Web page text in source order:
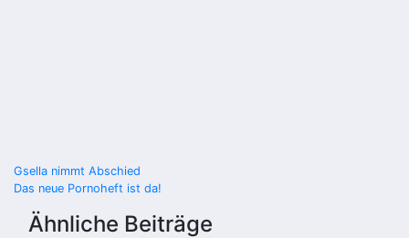
Beitragsnavigation
Gsella nimmt Abschied
Das neue Pornoheft ist da!
Ähnliche Beiträge